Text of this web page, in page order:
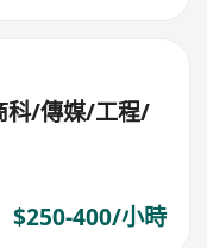
科/傳媒/工程/
$250-400/小時